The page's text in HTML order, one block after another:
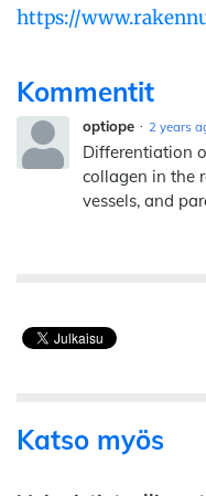
https://
Kommentit
optiope 2 years
Differentiation
collagen in the
vessels, and
Katso myös